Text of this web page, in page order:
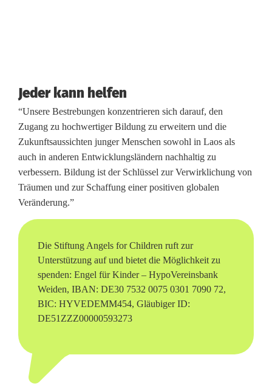
Jeder kann helfen
“Unsere Bestrebungen konzentrieren sich darauf, den
Zugang zu hochwertiger Bildung zu erweitern und die
Zukunftsaussichten junger Menschen sowohl in Laos als
auch in anderen Entwicklungsländern nachhaltig zu
verbessern. Bildung ist der Schlüssel zur Verwirklichung von
Träumen und zur Schaffung einer positiven globalen
Veränderung.”
Die Stiftung Angels for Children ruft zur
Unterstützung auf und bietet die Möglichkeit zu
spenden: Engel für Kinder – HypoVereinsbank
Weiden, IBAN: DE30 7532 0075 0301 7090 72,
BIC: HYVEDEMM454, Gläubiger ID:
DE51ZZZ00000593273